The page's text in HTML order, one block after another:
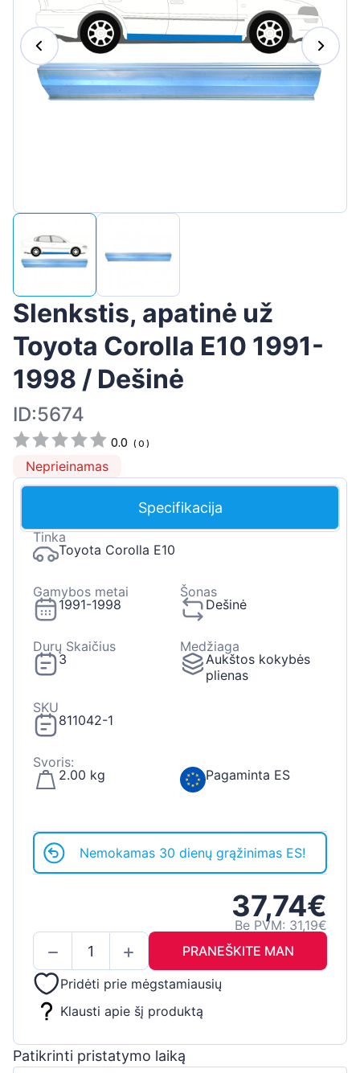
Suomen
Magyar
Português
Slenkstis, apatinė už
Toyota Corolla E10 1991-
1998 / Dešinė
ID:5674
0.0 (0 )
Neprieinamas
Specifikacija
Tinka
Toyota Corolla E10
Gamybos metai
1991-1998
Šonas
Dešinė
Durų Skaičius
3
Medžiaga
Aukštos kokybės
plienas
SKU
811042-1
Svoris:
2.00 kg
Pagaminta ES
Nemokamas 30 dienų grąžinimas ES!
37,74€
Be PVM: 31,19€
PRANEŠKITE MAN
Pridėti prie mėgstamiausių
Klausti apie šį produktą
Patikrinti pristatymo laiką